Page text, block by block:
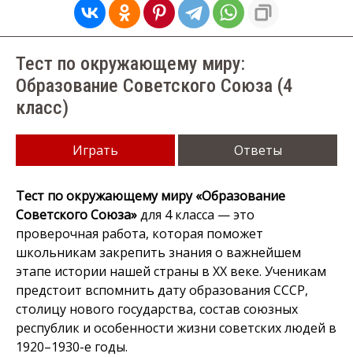
Тест по окружающему миру:
Образование Советского Союза (4
класс)
Играть Ответы
Тест по окружающему миру «Образование
Советского Союза»для 4 класса — это
проверочная работа, которая поможет
школьникам закрепить знания о важнейшем
этапе истории нашей страны в XX веке. Ученикам
предстоит вспомнить дату образования СССР,
столицу нового государства, состав союзных
республик и особенности жизни советских людей в
1920–1930-е годы.